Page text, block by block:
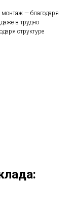
— благодаря
в трудно
структуре